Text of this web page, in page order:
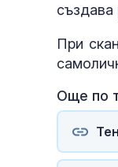
създава
При
Още по